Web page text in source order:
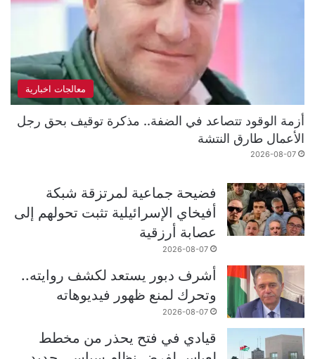
معالجات اخبارية
أزمة الوقود تتصاعد في الضفة.. مذكرة توقيف بحق رجل
الأعمال طارق النتشة
2026-08-07
فضيحة جماعية لمرتزقة شبكة
أفيخاي الإسرائيلية تثبت تحولهم إلى
عصابة أرزقية
2026-08-07
أشرف دبور يستعد لكشف روايته..
وتحرك لمنع ظهور فيديوهاته
2026-08-07
قيادي في فتح يحذر من مخطط